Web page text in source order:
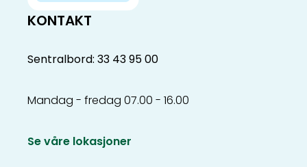
KONTAKT
Sentralbord: 33 43 95 00
Mandag - fredag 07.00 - 16.00
Se våre lokasjoner